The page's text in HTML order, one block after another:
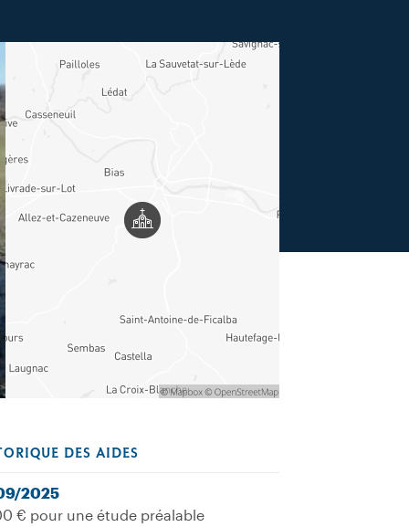
DES AIDES
2025
€ pour une étude préalable